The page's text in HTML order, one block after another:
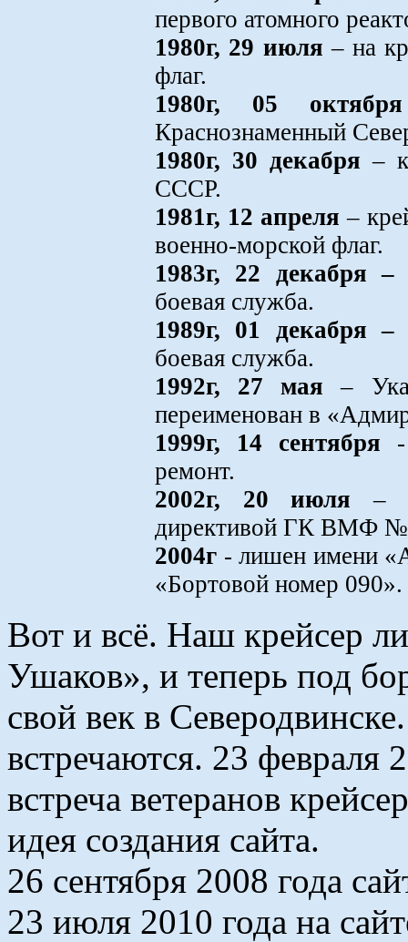
первого атомного
1980г, 29 июля – на
флаг.
1980г, 05 октября
Краснознаменный
1980г, 30 декабря –
СССР.
1981г, 12 апреля –
военно-морской флаг.
1983г, 22 декабря
боевая служба.
1989г, 01 декабря
боевая служба.
1992г, 27 мая –
переименован в
1999г, 14 сентября -
ремонт.
2002г, 20 июля –
директивой ГК ВМФ
2004г - лишен имени
«Бортовой номер 090».
Вот и всё. Наш крейсер
Ушаков», и теперь под
свой век в
встречаются. 23 февраля
встреча ветеранов
идея создания сайта.
26 сентября 2008 года
23 июля 2010 года на